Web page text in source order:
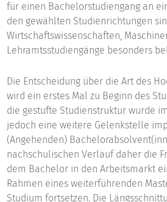
für einen Bachelorstudiengang an
den gewählten Studienrichtungen
Wirtschaftswissenschaften,
Lehramtsstudiengänge besonders
Die Entscheidung über die Art des
wird ein erstes Mal zu Beginn des
die gestufte Studienstruktur wurde
jedoch eine weitere Gelenkstelle
(Angehenden)
nachschulischen Verlauf daher die
dem Bachelor in den Arbeitsmarkt
Rahmen eines weiterführenden
Studium fortsetzen. Die